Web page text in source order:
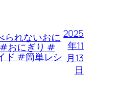
られないおに
おにぎり #
ド #簡単レシ
2025
年11
月13
日